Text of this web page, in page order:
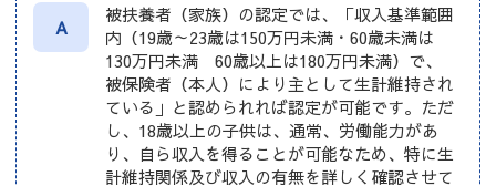
A
被扶養者（家族）の認定では、「収入基準範囲
内（19歳～23歳は150万円未満・60歳未満は
130万円未満 60歳以上は180万円未満）で、
被保険者（本人）により主として生計維持され
ている」と認められれば認定が可能です。ただ
し、18歳以上の子供は、通常、労働能力があ
り、自ら収入を得ることが可能なため、特に生
計維持関係及び収入の有無を詳しく確認させて